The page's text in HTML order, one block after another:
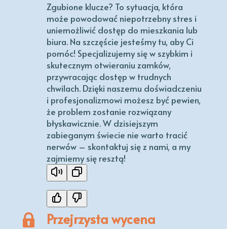
Zgubione klucze? To sytuacja, która
może powodować niepotrzebny stres i
uniemożliwić dostęp do mieszkania lub
biura. Na szczęście jesteśmy tu, aby Ci
pomóc! Specjalizujemy się w szybkim i
skutecznym otwieraniu zamków,
przywracając dostęp w trudnych
chwilach. Dzięki naszemu doświadczeniu
i profesjonalizmowi możesz być pewien,
że problem zostanie rozwiązany
błyskawicznie. W dzisiejszym
zabieganym świecie nie warto tracić
nerwów – skontaktuj się z nami, a my
zajmiemy się resztą!
Przejrzysta wycena